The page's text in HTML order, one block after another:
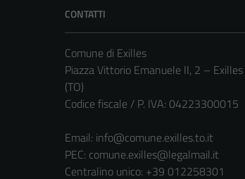
CONTATTI
Comune di Exilles
Piazza Vittorio Emanuele II, 2 – Exilles
(TO)
Codice fiscale / P. IVA: 04223300015
Email: info@comune.exilles.to.it
PEC: comune.exilles@legalmail.it
Centralino unico: +39 012258301